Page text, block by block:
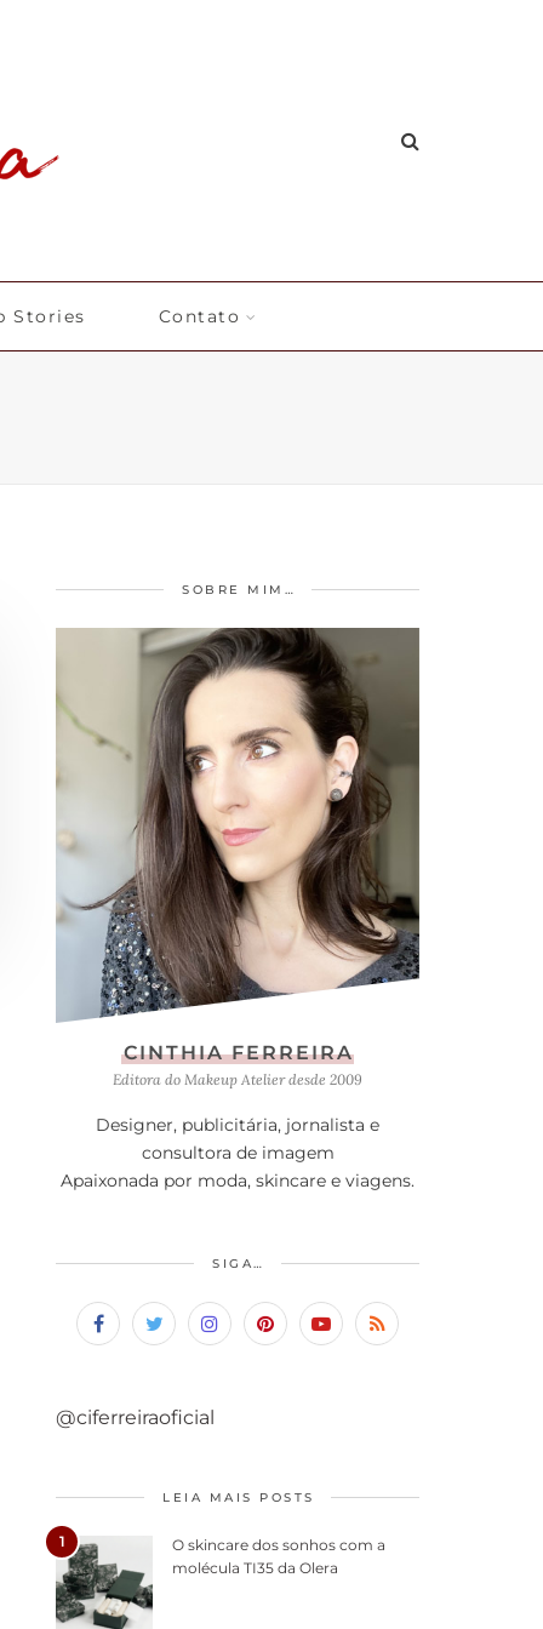
Stories Contato
SOBRE MIM…
CINTHIA FERREIRA
Editora do Makeup Atelier desde 2009
Designer, publicitária, jornalista e
consultora de imagem
Apaixonada por moda, skincare e viagens.
SIGA…
@ciferreiraoficial
LEIA MAIS POSTS
1
O skincare dos sonhos com a
molécula TI35 da Olera